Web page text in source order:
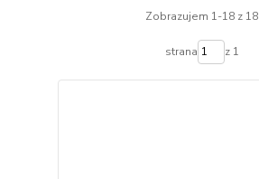
Zobrazujem 1-18 z 18
strana z 1